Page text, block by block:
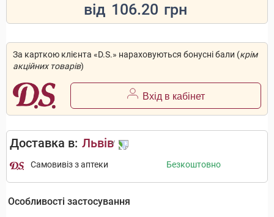
від 106.20 грн
За карткою клієнта «D.S.» нараховуються бонусні бали (крім
акційних товарів)
Вхід в кабінет
Доставка в: Львів
Самовивіз з аптеки Безкоштовно
Особливості застосування